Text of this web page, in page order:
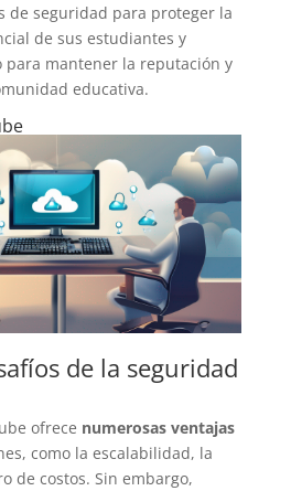
de seguridad para proteger la
de sus estudiantes y
para mantener la reputación y
educativa.
de la seguridad
ofrece numerosas ventajas
como la escalabilidad, la
de costos. Sin embargo,